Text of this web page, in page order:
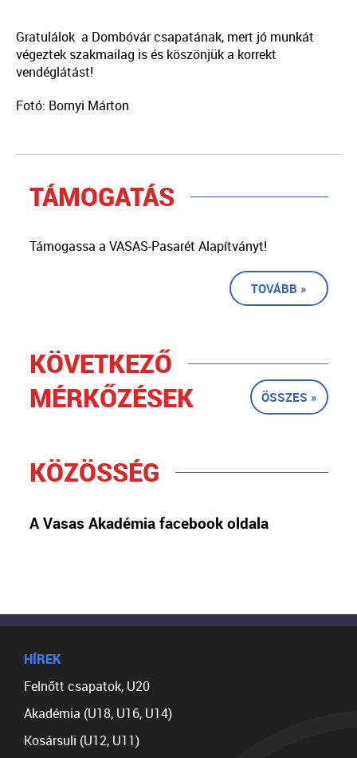
Gratulálok a Dombóvár csapatának, mert jó munkát
végeztek szakmailag is és köszönjük a korrekt
vendéglátást!
Fotó: Bornyi Márton
TÁMOGATÁS
Támogassa a VASAS-Pasarét Alapítványt!
TOVÁBB »
KÖVETKEZŐ
MÉRKŐZÉSEK
ÖSSZES »
KÖZÖSSÉG
A Vasas Akadémia facebook oldala
HÍREK
Felnőtt csapatok, U20
Akadémia (U18, U16, U14)
Kosársuli (U12, U11)